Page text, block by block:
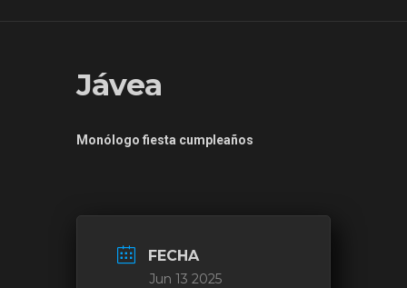
Jávea
Monólogo fiesta cumpleaños
FECHA
Jun 13 2025